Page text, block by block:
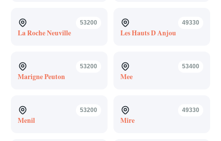
53200
La Roche Neuville
49330
Les Hauts D Anjou
53200
Marigne Peuton
53400
Mee
53200
Menil
49330
Mire